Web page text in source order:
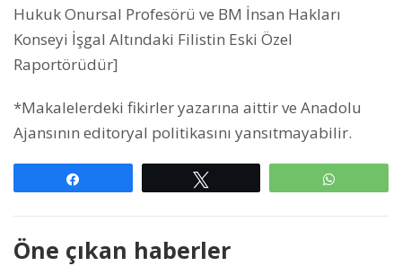
Hukuk Onursal Profesörü ve BM İnsan Hakları
Konseyi İşgal Altındaki Filistin Eski Özel
Raportörüdür]
​​​​​​​*Makalelerdeki fikirler yazarına aittir ve Anadolu
Ajansının editoryal politikasını yansıtmayabilir.
Öne çıkan haberler